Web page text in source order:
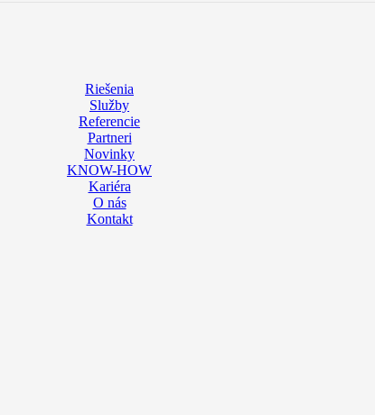
Riešenia
Služby
Referencie
Partneri
Novinky
KNOW-HOW
Kariéra
O nás
Kontakt